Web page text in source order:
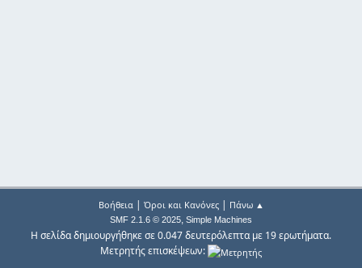
Βοήθεια| Όροι και Κανόνες| Πάνω ▲
SMF 2.1.6 © 2025, Simple Machines
Η σελίδα δημιουργήθηκε σε 0.047 δευτερόλεπτα με 19 ερωτήματα.
Μετρητής επισκέψεων: